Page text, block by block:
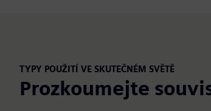
TYPY POUŽITÍ VE SKUTEČNÉM SVĚTĚ
Prozkoumejte